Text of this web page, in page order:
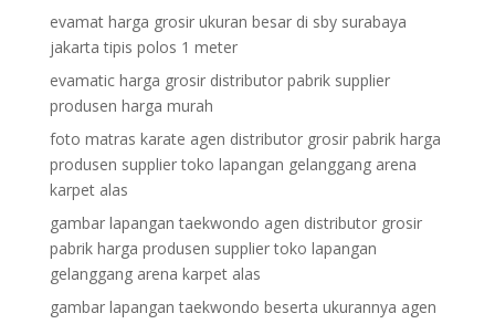
evamat harga grosir ukuran besar di sby surabaya
jakarta tipis polos 1 meter
evamatic harga grosir distributor pabrik supplier
produsen harga murah
foto matras karate agen distributor grosir pabrik harga
produsen supplier toko lapangan gelanggang arena
karpet alas
gambar lapangan taekwondo agen distributor grosir
pabrik harga produsen supplier toko lapangan
gelanggang arena karpet alas
gambar lapangan taekwondo beserta ukurannya agen